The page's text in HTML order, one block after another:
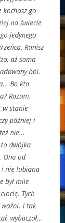
kochasz go
na świecie
jedynego
Ranisz
aż sama
ból.
Bo kto
Rozum,
w stanie
później i
nie…
dwójka
Ona od
i nie lubiana
był mile
Tych
ważni. I tak
wybaczał…